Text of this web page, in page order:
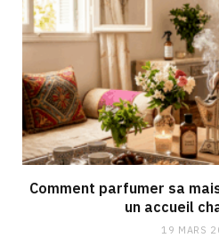
Comment parfumer sa
un accueil
19 MARS